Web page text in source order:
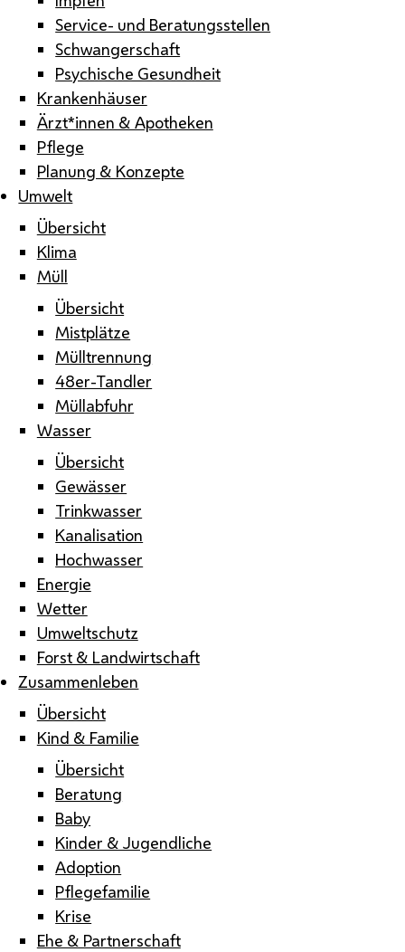
Service- und Beratungsstellen
Schwangerschaft
Psychische Gesundheit
Krankenhäuser
Ärzt*innen & Apotheken
Pflege
Planung & Konzepte
Umwelt
Übersicht
Klima
Müll
Übersicht
Mistplätze
Mülltrennung
48er-Tandler
Müllabfuhr
Wasser
Übersicht
Gewässer
Trinkwasser
Kanalisation
Hochwasser
Energie
Wetter
Umweltschutz
Forst & Landwirtschaft
Zusammenleben
Übersicht
Kind & Familie
Übersicht
Beratung
Baby
Kinder & Jugendliche
Adoption
Pflegefamilie
Krise
Ehe & Partnerschaft